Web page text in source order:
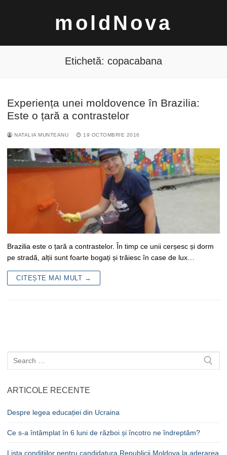
moldNova
Caută
Etichetă: copacabana
Experiența unei moldovence în Brazilia:
Este o țară a contrastelor
NATALIA MUNTEANU 19 OCTOMBRIE 2016
Brazilia este o țară a contrastelor. În timp ce unii cerșesc și dorm
pe stradă, alții sunt foarte bogați și trăiesc în case de lux…
CITEȘTE MAI MULT →
Caută
după:
ARTICOLE RECENTE
Despre legea educației din Ucraina
Ce s-a întâmplat în 6 luni de război și încotro ne îndreptăm?
Lista condițiilor pentru candidatura Republicii Moldova la aderarea